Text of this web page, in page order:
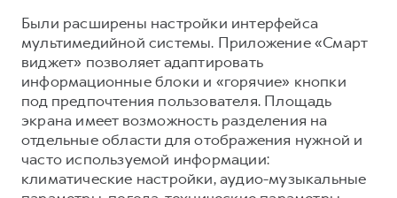
Были расширены настройки интерфейса
мультимедийной системы. Приложение «Смарт
виджет» позволяет адаптировать
информационные блоки и «горячие» кнопки
под предпочтения пользователя. Площадь
экрана имеет возможность разделения на
отдельные области для отображения нужной и
часто используемой информации:
климатические настройки, аудио-музыкальные